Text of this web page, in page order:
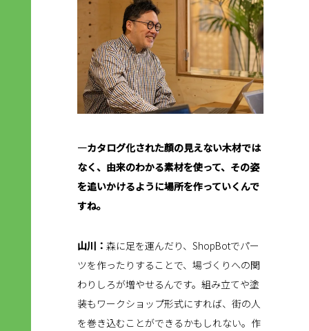
―カタログ化された顔の見えない木材では
なく、由来のわかる素材を使って、その姿
を追いかけるように場所を作っていくんで
すね。
山川： 森に足を運んだり、ShopBotでパー
ツを作ったりすることで、場づくりへの関
わりしろが増やせるんです。組み立てや塗
装もワークショップ形式にすれば、街の人
を巻き込むことができるかもしれない。作